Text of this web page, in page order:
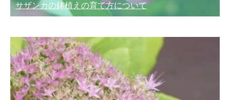
サザンカの鉢植えの育て方について